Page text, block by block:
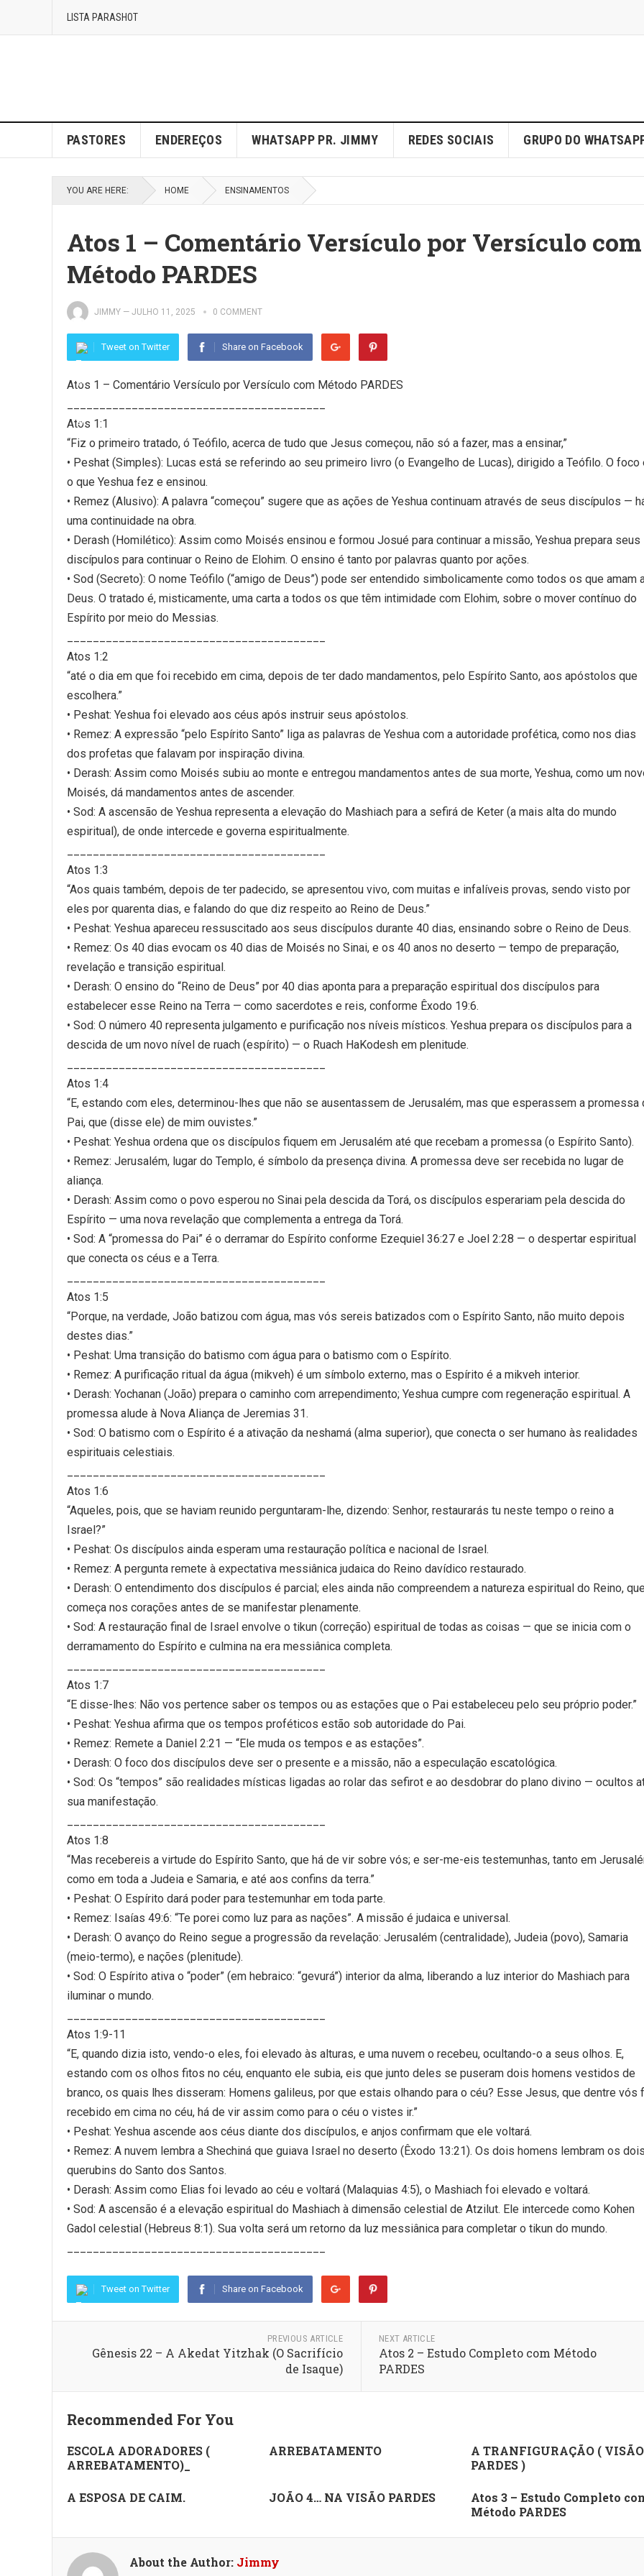
LISTA PARASHOT
PASTORES ENDEREÇOS WHATSAPP PR. JIMMY REDES SOCIAIS GRUPO DO
YOU ARE HERE: HOME ENSINAMENTOS
Atos 1 – Comentário Versículo por Versículo com
Método PARDES
JIMMY — JULHO 11, 2025 0 COMMENT
Tweet on Twitter Share on Facebook
Atos 1 – Comentário Versículo por Versículo com Método PARDES
Atos 1:1
“Fiz o primeiro tratado, ó Teófilo, acerca de tudo que Jesus começou, não só a fazer, mas a ensinar,”
• Peshat (Simples): Lucas está se referindo ao seu primeiro livro (o Evangelho de Lucas), dirigido a Teófilo. O foco
o que Yeshua fez e ensinou.
• Remez (Alusivo): A palavra “começou” sugere que as ações de Yeshua continuam através de seus discípulos —
uma continuidade na obra.
• Derash (Homilético): Assim como Moisés ensinou e formou Josué para continuar a missão, Yeshua prepara seus
discípulos para continuar o Reino de Elohim. O ensino é tanto por palavras quanto por ações.
• Sod (Secreto): O nome Teófilo (“amigo de Deus”) pode ser entendido simbolicamente como todos os que amam
Deus. O tratado é, misticamente, uma carta a todos os que têm intimidade com Elohim, sobre o mover contínuo do
Espírito por meio do Messias.
Atos 1:2
“até o dia em que foi recebido em cima, depois de ter dado mandamentos, pelo Espírito Santo, aos apóstolos que
escolhera.”
• Peshat: Yeshua foi elevado aos céus após instruir seus apóstolos.
• Remez: A expressão “pelo Espírito Santo” liga as palavras de Yeshua com a autoridade profética, como nos dias
dos profetas que falavam por inspiração divina.
• Derash: Assim como Moisés subiu ao monte e entregou mandamentos antes de sua morte, Yeshua, como um
Moisés, dá mandamentos antes de ascender.
• Sod: A ascensão de Yeshua representa a elevação do Mashiach para a sefirá de Keter (a mais alta do mundo
espiritual), de onde intercede e governa espiritualmente.
Atos 1:3
“Aos quais também, depois de ter padecido, se apresentou vivo, com muitas e infalíveis provas, sendo visto por
eles por quarenta dias, e falando do que diz respeito ao Reino de Deus.”
• Peshat: Yeshua apareceu ressuscitado aos seus discípulos durante 40 dias, ensinando sobre o Reino de Deus.
• Remez: Os 40 dias evocam os 40 dias de Moisés no Sinai, e os 40 anos no deserto — tempo de preparação,
revelação e transição espiritual.
• Derash: O ensino do “Reino de Deus” por 40 dias aponta para a preparação espiritual dos discípulos para
estabelecer esse Reino na Terra — como sacerdotes e reis, conforme Êxodo 19:6.
• Sod: O número 40 representa julgamento e purificação nos níveis místicos. Yeshua prepara os discípulos para a
descida de um novo nível de ruach (espírito) — o Ruach HaKodesh em plenitude.
Atos 1:4
“E, estando com eles, determinou-lhes que não se ausentassem de Jerusalém, mas que esperassem a promessa
Pai, que (disse ele) de mim ouvistes.”
• Peshat: Yeshua ordena que os discípulos fiquem em Jerusalém até que recebam a promessa (o Espírito Santo).
• Remez: Jerusalém, lugar do Templo, é símbolo da presença divina. A promessa deve ser recebida no lugar de
aliança.
• Derash: Assim como o povo esperou no Sinai pela descida da Torá, os discípulos esperariam pela descida do
Espírito — uma nova revelação que complementa a entrega da Torá.
• Sod: A “promessa do Pai” é o derramar do Espírito conforme Ezequiel 36:27 e Joel 2:28 — o despertar espiritual
que conecta os céus e a Terra.
Atos 1:5
“Porque, na verdade, João batizou com água, mas vós sereis batizados com o Espírito Santo, não muito depois
destes dias.”
• Peshat: Uma transição do batismo com água para o batismo com o Espírito.
• Remez: A purificação ritual da água (mikveh) é um símbolo externo, mas o Espírito é a mikveh interior.
• Derash: Yochanan (João) prepara o caminho com arrependimento; Yeshua cumpre com regeneração espiritual. A
promessa alude à Nova Aliança de Jeremias 31.
• Sod: O batismo com o Espírito é a ativação da neshamá (alma superior), que conecta o ser humano às realidades
espirituais celestiais.
Atos 1:6
“Aqueles, pois, que se haviam reunido perguntaram-lhe, dizendo: Senhor, restaurarás tu neste tempo o reino a
Israel?”
• Peshat: Os discípulos ainda esperam uma restauração política e nacional de Israel.
• Remez: A pergunta remete à expectativa messiânica judaica do Reino davídico restaurado.
• Derash: O entendimento dos discípulos é parcial; eles ainda não compreendem a natureza espiritual do Reino,
começa nos corações antes de se manifestar plenamente.
• Sod: A restauração final de Israel envolve o tikun (correção) espiritual de todas as coisas — que se inicia com o
derramamento do Espírito e culmina na era messiânica completa.
Atos 1:7
“E disse-lhes: Não vos pertence saber os tempos ou as estações que o Pai estabeleceu pelo seu próprio poder.”
• Peshat: Yeshua afirma que os tempos proféticos estão sob autoridade do Pai.
• Remez: Remete a Daniel 2:21 — “Ele muda os tempos e as estações”.
• Derash: O foco dos discípulos deve ser o presente e a missão, não a especulação escatológica.
• Sod: Os “tempos” são realidades místicas ligadas ao rolar das sefirot e ao desdobrar do plano divino — ocultos
sua manifestação.
Atos 1:8
“Mas recebereis a virtude do Espírito Santo, que há de vir sobre vós; e ser-me-eis testemunhas, tanto em
como em toda a Judeia e Samaria, e até aos confins da terra.”
• Peshat: O Espírito dará poder para testemunhar em toda parte.
• Remez: Isaías 49:6: “Te porei como luz para as nações”. A missão é judaica e universal.
• Derash: O avanço do Reino segue a progressão da revelação: Jerusalém (centralidade), Judeia (povo), Samaria
(meio-termo), e nações (plenitude).
• Sod: O Espírito ativa o “poder” (em hebraico: “gevurá”) interior da alma, liberando a luz interior do Mashiach para
iluminar o mundo.
Atos 1:9-11
“E, quando dizia isto, vendo-o eles, foi elevado às alturas, e uma nuvem o recebeu, ocultando-o a seus olhos. E,
estando com os olhos fitos no céu, enquanto ele subia, eis que junto deles se puseram dois homens vestidos de
branco, os quais lhes disseram: Homens galileus, por que estais olhando para o céu? Esse Jesus, que dentre vós
recebido em cima no céu, há de vir assim como para o céu o vistes ir.”
• Peshat: Yeshua ascende aos céus diante dos discípulos, e anjos confirmam que ele voltará.
• Remez: A nuvem lembra a Shechiná que guiava Israel no deserto (Êxodo 13:21). Os dois homens lembram os
querubins do Santo dos Santos.
• Derash: Assim como Elias foi levado ao céu e voltará (Malaquias 4:5), o Mashiach foi elevado e voltará.
• Sod: A ascensão é a elevação espiritual do Mashiach à dimensão celestial de Atzilut. Ele intercede como Kohen
Gadol celestial (Hebreus 8:1). Sua volta será um retorno da luz messiânica para completar o tikun do mundo.
Tweet on Twitter Share on Facebook
PREVIOUS ARTICLE
Gênesis 22 – A Akedat Yitzhak (O Sacrifício
de Isaque)
NEXT ARTICLE
Atos 2 – Estudo Completo com Método
PARDES
Recommended For You
ESCOLA ADORADORES (
ARREBATAMENTO)_
ARREBATAMENTO
A TRANFIGURAÇÃO ( VISÃO
PARDES )
A ESPOSA DE CAIM. JOÃO 4… NA VISÃO PARDES
Atos 3 – Estudo Completo
Método PARDES
About the Author: Jimmy